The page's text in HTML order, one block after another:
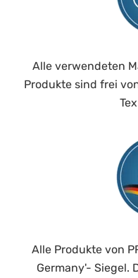
Alle verwendeten
Produkte sind frei
Alle Produkte von
Germany'- Siegel.